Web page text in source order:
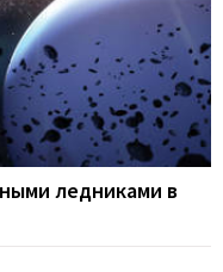
ледниками в